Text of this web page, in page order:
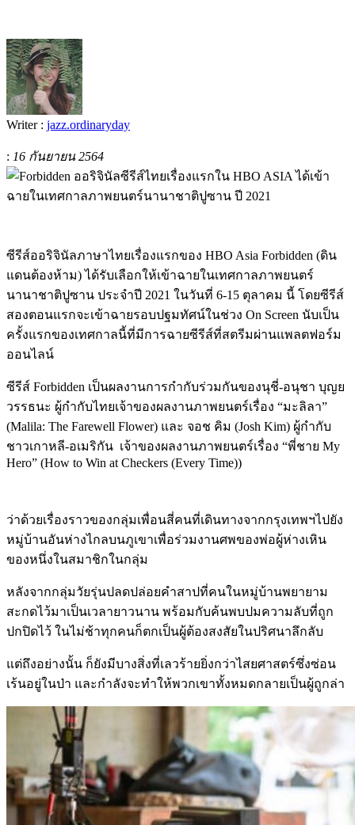
Writer : jazz.ordinaryday
: 16 กันยายน 2564
ซีรีส์ออริจินัลภาษาไทยเรื่องแรกของ HBO Asia Forbidden (ดิน
แดนต้องห้าม) ได้รับเลือกให้เข้าฉายในเทศกาลภาพยนตร์
นานาชาติปูซาน ประจำปี 2021 ในวันที่ 6-15 ตุลาคม นี้ โดยซีรีส์
สองตอนแรกจะเข้าฉายรอบปฐมทัศน์ในช่วง On Screen นับเป็น
ครั้งแรกของเทศกาลนี้ที่มีการฉายซีรีส์ที่สตรีมผ่านแพลตฟอร์ม
ออนไลน์
ซีรีส์ Forbidden เป็นผลงานการกำกับร่วมกันของนุชี่-อนุชา บุญย
วรรธนะ ผู้กำกับไทยเจ้าของผลงานภาพยนตร์เรื่อง “มะลิลา”
(Malila: The Farewell Flower) และ จอช คิม (Josh Kim) ผู้กำกับ
ชาวเกาหลี-อเมริกัน เจ้าของผลงานภาพยนตร์เรื่อง “พี่ชาย My
Hero” (How to Win at Checkers (Every Time))
ว่าด้วยเรื่องราวของกลุ่มเพื่อนสี่คนที่เดินทางจากกรุงเทพฯไปยัง
หมู่บ้านอันห่างไกลบนภูเขาเพื่อร่วมงานศพของพ่อผู้ห่างเหิน
ของหนึ่งในสมาชิกในกลุ่ม
หลังจากกลุ่มวัยรุ่นปลดปล่อยคำสาปที่คนในหมู่บ้านพยายาม
สะกดไว้มาเป็นเวลายาวนาน พร้อมกับค้นพบปมความลับที่ถูก
ปกปิดไว้ ในไม่ช้าทุกคนก็ตกเป็นผู้ต้องสงสัยในปริศนาลึกลับ
แต่ถึงอย่างนั้น ก็ยังมีบางสิ่งที่เลวร้ายยิ่งกว่าไสยศาสตร์ซึ่งซ่อน
เร้นอยู่ในป่า และกำลังจะทำให้พวกเขาทั้งหมดกลายเป็นผู้ถูกล่า